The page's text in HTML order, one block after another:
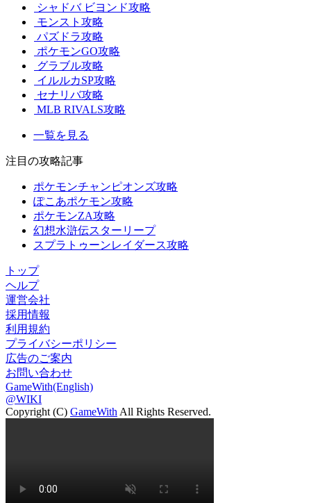
シャドバ ビヨンド攻略
モンスト攻略
パズドラ攻略
ポケモンGO攻略
グラブル攻略
イルルカSP攻略
セナリバ攻略
MLB RIVALS攻略
一覧を見る
注目の攻略記事
ポケモンチャンピオンズ攻略
ぽこあポケモン攻略
ポケモンZA攻略
幻想水滸伝スターリープ
スプラトゥーンレイダース攻略
トップ
ヘルプ
運営会社
採用情報
利用規約
プライバシーポリシー
広告のご案内
お問い合わせ
GameWith(English)
@WIKI
Copyright (C) GameWith All Rights Reserved.